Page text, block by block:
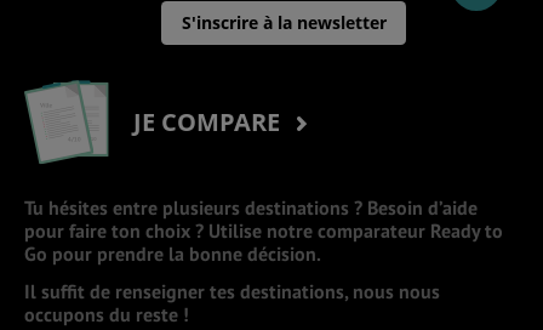
S'inscrire à la newsletter
JE COMPARE
Tu hésites entre plusieurs destinations ? Besoin d’aide
pour faire ton choix ? Utilise notre comparateur Ready to
Go pour prendre la bonne décision.
Il suffit de renseigner tes destinations, nous nous
occupons du reste !